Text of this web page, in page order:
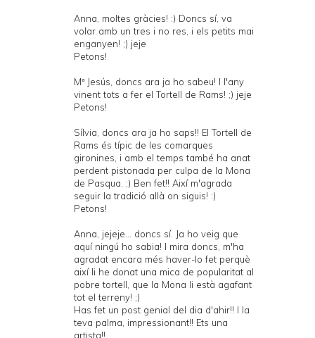
Anna, moltes gràcies! :) Doncs sí, va
volar amb un tres i no res, i els petits mai
enganyen! ;) jeje
Petons!
Mª Jesús, doncs ara ja ho sabeu! I l'any
vinent tots a fer el Tortell de Rams! ;) jeje
Petons!
Sílvia, doncs ara ja ho saps!! El Tortell de
Rams és típic de les comarques
gironines, i amb el temps també ha anat
perdent pistonada per culpa de la Mona
de Pasqua. ;) Ben fet!! Així m'agrada
seguir la tradició allà on siguis! :)
Petons!
Anna, jejeje... doncs sí. Ja ho veig que
aquí ningú ho sabia! I mira doncs, m'ha
agradat encara més haver-lo fet perquè
així li he donat una mica de popularitat al
pobre tortell, que la Mona li està agafant
tot el terreny! ;)
Has fet un post genial del dia d'ahir!! I la
teva palma, impressionant!! Ets una
artista!!